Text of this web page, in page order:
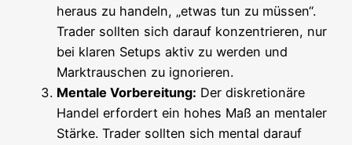
her­aus zu han­deln, „etwas tun zu müs­sen“.
Trader soll­ten sich dar­auf kon­zen­trie­ren, nur
bei kla­ren Set­ups aktiv zu wer­den und
Markt­rau­schen zu ignorieren.
Men­ta­le Vor­be­rei­tung: Der dis­kre­tio­nä­re
Han­del erfor­dert ein hohes Maß an men­ta­ler
Stär­ke. Trader soll­ten sich men­tal dar­auf